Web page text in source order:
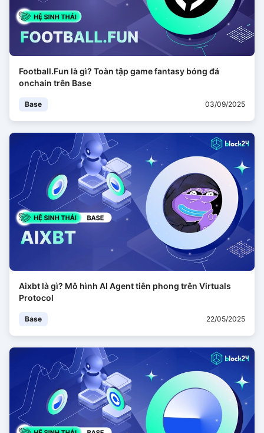
Football.Fun là gì? Toàn tập game fantasy bóng đá
onchain trên Base
Base 03/09/2025
Aixbt là gì? Mô hình AI Agent tiên phong trên Virtuals
Protocol
Base 22/05/2025